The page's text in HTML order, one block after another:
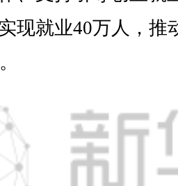
现就业40万人，推